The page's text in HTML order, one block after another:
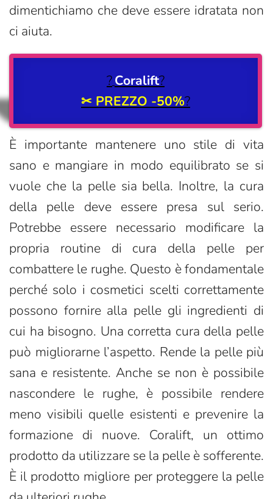
dimentichiamo che deve essere idratata non
ci aiuta.
?Coralift?
✂ PREZZO -50%?
È importante mantenere uno stile di vita
sano e mangiare in modo equilibrato se si
vuole che la pelle sia bella. Inoltre, la cura
della pelle deve essere presa sul serio.
Potrebbe essere necessario modificare la
propria routine di cura della pelle per
combattere le rughe. Questo è fondamentale
perché solo i cosmetici scelti correttamente
possono fornire alla pelle gli ingredienti di
cui ha bisogno. Una corretta cura della pelle
può migliorarne l’aspetto. Rende la pelle più
sana e resistente. Anche se non è possibile
nascondere le rughe, è possibile rendere
meno visibili quelle esistenti e prevenire la
formazione di nuove. Coralift, un ottimo
prodotto da utilizzare se la pelle è sofferente.
È il prodotto migliore per proteggere la pelle